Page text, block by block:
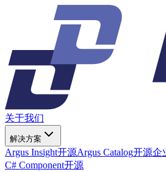
关于我们
解决方案
Argus Insight开源Argus Catalog开源企
C# Component开源